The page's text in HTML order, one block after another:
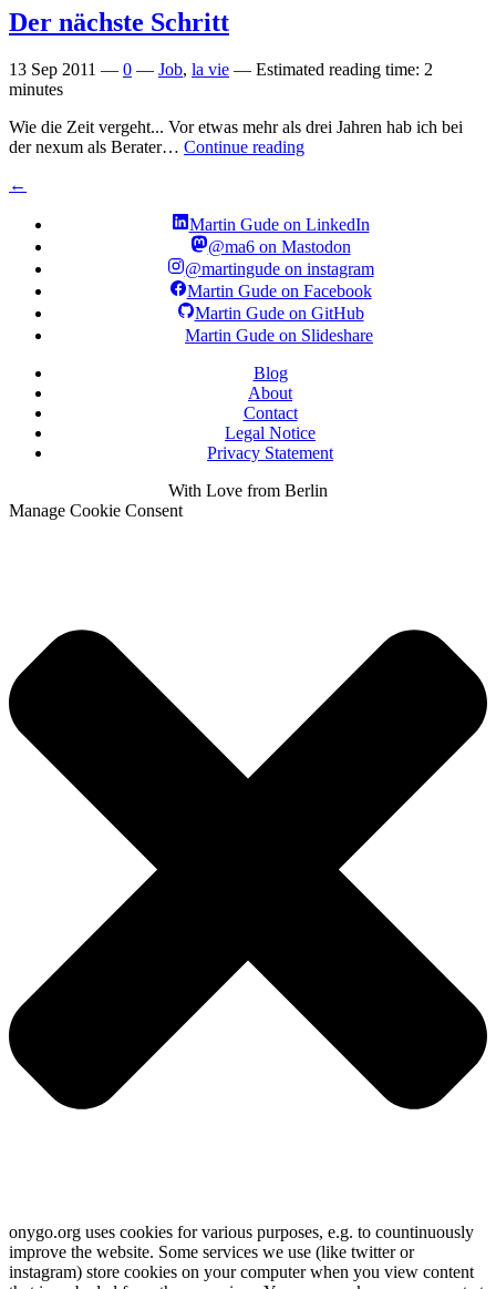
Der nächste Schritt
13 Sep 2011 — 0 — Job, la vie — Estimated reading time: 2
minutes
Wie die Zeit vergeht... Vor etwas mehr als drei Jahren hab ich bei
der nexum als Berater… Continue reading
←
Martin Gude on LinkedIn
@ma6 on Mastodon
@martingude on instagram
Martin Gude on Facebook
Martin Gude on GitHub
Martin Gude on Slideshare
Blog
About
Contact
Legal Notice
Privacy Statement
With Love from Berlin
Manage Cookie Consent
onygo.org uses cookies for various purposes, e.g. to countinuously
improve the website. Some services we use (like twitter or
instagram) store cookies on your computer when you view content